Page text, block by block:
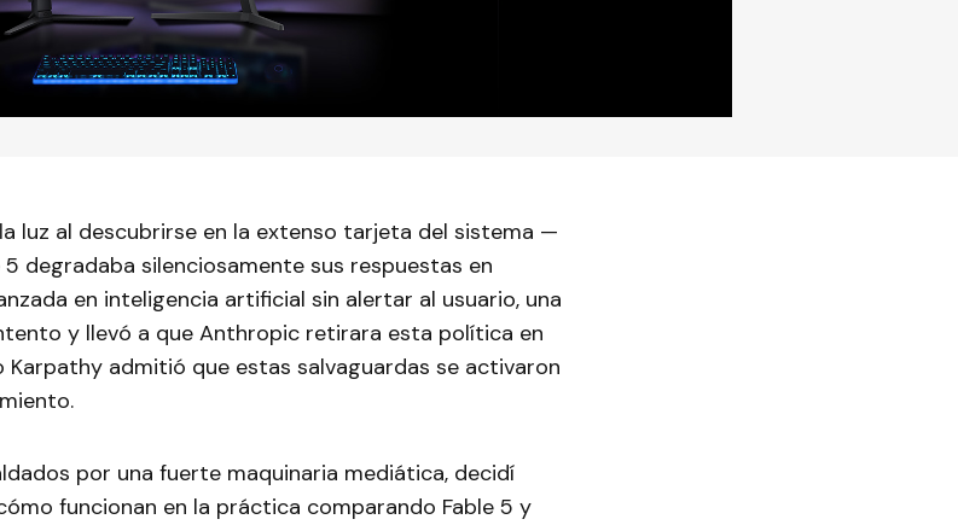
luz al descubrirse en la extenso tarjeta del sistema —
degradaba silenciosamente sus respuestas en
en inteligencia artificial sin alertar al usuario, una
y llevó a que Anthropic retirara esta política en
Karpathy admitió que estas salvaguardas se activaron
por una fuerte maquinaria mediática, decidí
funcionan en la práctica comparando Fable 5 y